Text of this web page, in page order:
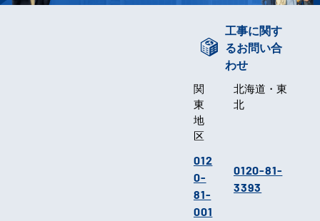
工事に関す
るお問い合
わせ
関
東
地
区
012
0-
81-
001
北海道・東
北
0120-81-
3393